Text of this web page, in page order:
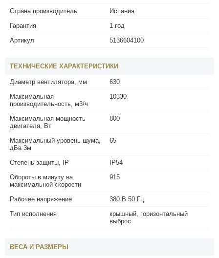
Страна производитель
Испания
Гарантия
1 год
Артикул
5136604100
ТЕХНИЧЕСКИЕ ХАРАКТЕРИСТИКИ
Диаметр вентилятора, мм
630
Максимальная
производительность, м3/ч
10330
Максимальная мощность
двигателя, Вт
800
Максимальный уровень шума,
дБа 3м
65
Степень защиты, IP
IP54
Обороты в минуту на
максимальной скорости
915
Рабочее напряжение
380 В 50 Гц
Тип исполнения
крышный, горизонтальный
выброс
ВЕСА И РАЗМЕРЫ